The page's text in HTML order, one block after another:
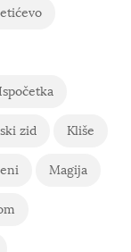
zid Kliše
Magija